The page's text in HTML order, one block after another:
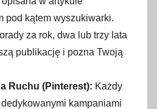
pod kątem wyszukiwarki.
za rok, dwa lub trzy lata
publikację i pozna Twoją
Ruchu (Pinterest): Każdy
kampaniami